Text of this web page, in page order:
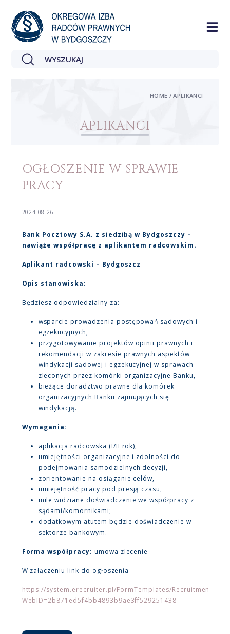
APLIKANCI
HOME / APLIKANCI
OGŁOSZENIE W SPRAWIE
PRACY
2024-08-26
Bank Pocztowy S.A. z siedzibą w Bydgoszczy –
nawiąże współpracę z aplikantem radcowskim.
Aplikant radcowski – Bydgoszcz
Opis stanowiska:
Będziesz odpowiedzialny za:
wsparcie prowadzenia postępowań sądowych i
egzekucyjnych,
przygotowywanie projektów opinii prawnych i
rekomendacji w zakresie prawnych aspektów
windykacji sądowej i egzekucyjnej w sprawach
zleconych przez komórki organizacyjne Banku,
bieżące doradztwo prawne dla komórek
organizacyjnych Banku zajmujących się
windykacją.
Wymagania:
aplikacja radcowska (I/II rok),
umiejętności organizacyjne i zdolności do
podejmowania samodzielnych decyzji,
zorientowanie na osiąganie celów,
umiejętność pracy pod presją czasu,
mile widziane doświadczenie we współpracy z
sądami/komornikami;
dodatkowym atutem będzie doświadczenie w
sektorze bankowym.
Forma współpracy: umowa zlecenie
W załączeniu link do ogłoszenia
https://system.erecruiter.pl/FormTemplates/
WebID=2b871ed5f4bb4893b9ae3ff529251438